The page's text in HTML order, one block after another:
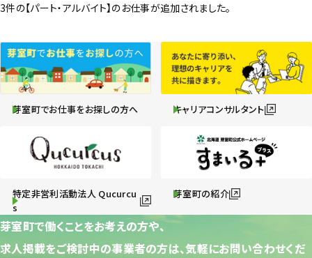
3件の【パート・アルバイト】のお仕事が追加されました。
芽室町でお仕事をお探しの方へ キャリアコンサルタント
特定非営利活動法人 Qucurcu
s
芽室町の紹介
芽室町で働くことをお考えの方や、
求人掲載をご検討中の事業者の方は、気軽にお問い合わせくだ